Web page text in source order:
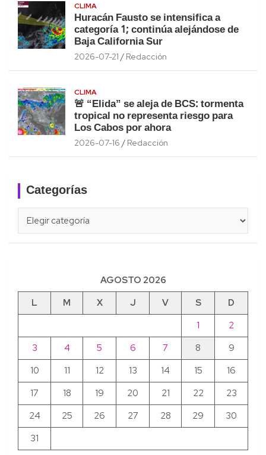
CLIMA
Huracán Fausto se intensifica a
categoría 1; continúa alejándose de
Baja California Sur
2026-07-21 Redacción
CLIMA
🚨 “Elida” se aleja de BCS: tormenta
tropical no representa riesgo para
Los Cabos por ahora
2026-07-16 Redacción
Categorías
AGOSTO 2026
L
M X J V S
D
1
2
3
4 5 6 7 8
9
10
11 12 13 14 15
16
17
18 19 20 21 22
23
24
25 26 27 28 29
30
31